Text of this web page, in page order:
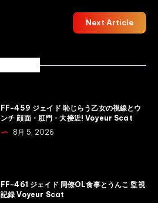
Next Article
FF-459 ジェイド 恥じらう乙女の視線とウ
ンチ 顔面・肛門・大接近! Voyeur Scat
8月 5, 2026
FF-461 ジェイド 同僚OL食事とうんこ 監視
記録 Voyeur Scat